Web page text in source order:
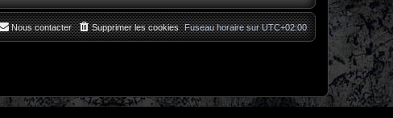
Fuseau horaire surUTC+02:00
Supprimer les cookies
Nous contacter